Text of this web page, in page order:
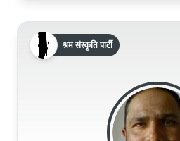
श्रम संस्कृति पार्टी